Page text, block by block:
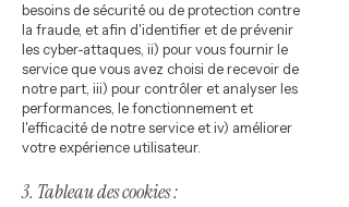
besoins de sécurité ou de protection contre
la fraude, et afin d'identifier et de prévenir
les cyber-attaques, ii) pour vous fournir le
service que vous avez choisi de recevoir de
notre part, iii) pour contrôler et analyser les
performances, le fonctionnement et
l'efficacité de notre service et iv) améliorer
votre expérience utilisateur.
3. Tableau des cookies :